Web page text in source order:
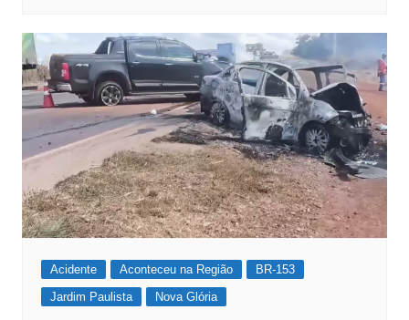
Acidente Aconteceu na Região
BR-153
Jardim Paulista
Nova Glória